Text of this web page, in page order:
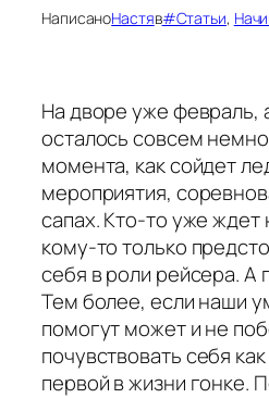
НаписаноНастяв#Статьи,
На дворе уже февраль,
осталось совсем
момента, как сойдет
мероприятия,
сапах. Кто-то уже ждет
кому-то только
себя в роли рейсера. А
Тем более, если наши
помогут может и не
почувствовать себя
первой в жизни гонке.